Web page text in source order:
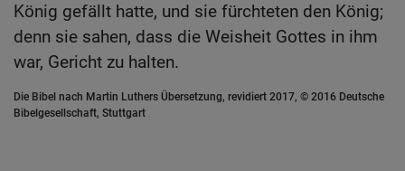
König gefällt hatte, und sie fürchteten den König;
denn sie sahen, dass die Weisheit Gottes in ihm
war, Gericht zu halten.
Die Bibel nach Martin Luthers Übersetzung, revidiert 2017, © 2016 Deutsche
Bibelgesellschaft, Stuttgart